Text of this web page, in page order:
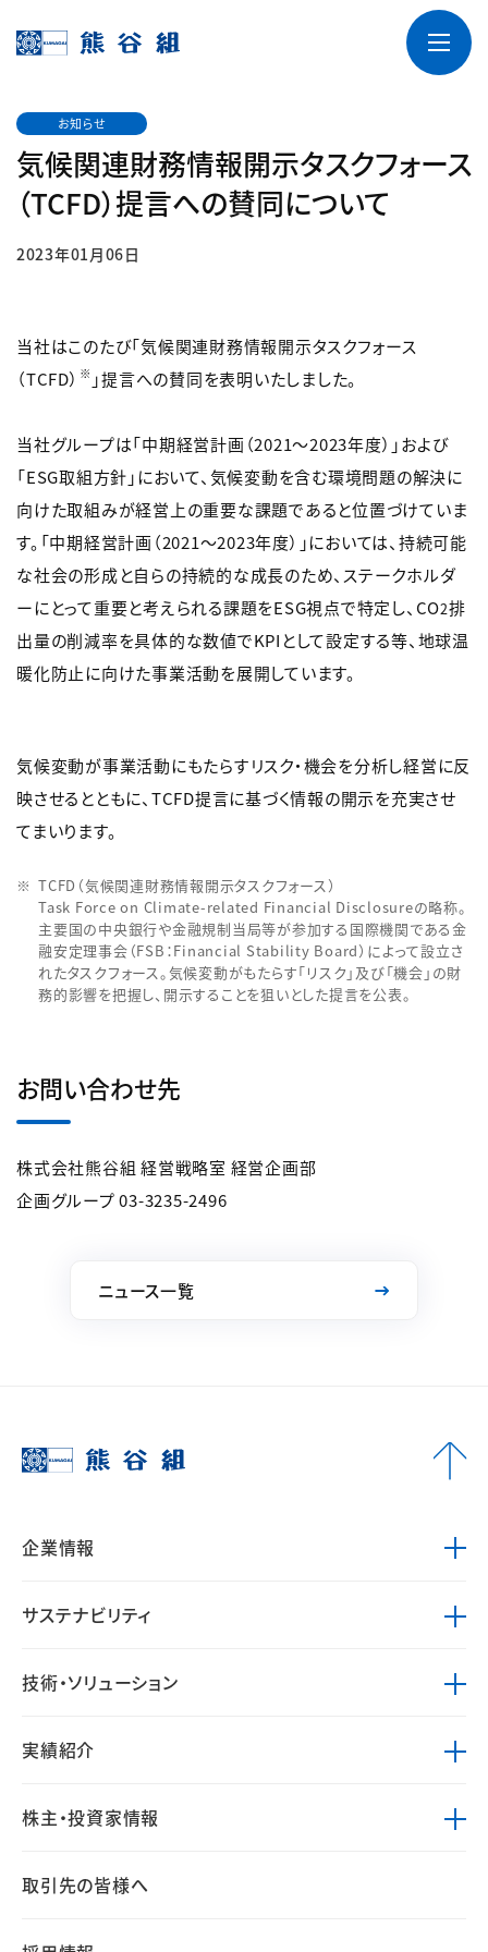
お知らせ
気候関連財務情報開示タスクフォース
（TCFD）提言への賛同について
2023年01月06日
当社はこのたび「気候関連財務情報開示タスクフォース
（TCFD） ※ 」提言への賛同を表明いたしました。
当社グループは「中期経営計画（2021～2023年度）」および
「ESG取組方針」において、気候変動を含む環境問題の解決に
向けた取組みが経営上の重要な課題であると位置づけていま
す。「中期経営計画（2021～2023年度）」においては、持続可能
な社会の形成と自らの持続的な成長のため、ステークホルダ
ーにとって重要と考えられる課題をESG視点で特定し、CO2排
出量の削減率を具体的な数値でKPIとして設定する等、地球温
暖化防止に向けた事業活動を展開しています。
気候変動が事業活動にもたらすリスク・機会を分析し経営に反
映させるとともに、TCFD提言に基づく情報の開示を充実させ
てまいります。
TCFD（気候関連財務情報開示タスクフォース）
Task Force on Climate-related Financial Disclosureの略称。
主要国の中央銀行や金融規制当局等が参加する国際機関である金
融安定理事会（FSB：Financial Stability Board）によって設立さ
れたタスクフォース。気候変動がもたらす「リスク」及び「機会」の財
務的影響を把握し、開示することを狙いとした提言を公表。
お問い合わせ先
株式会社熊谷組 経営戦略室 経営企画部
企画グループ 03-3235-2496
ニュース一覧
企業情報
サステナビリティ
技術・ソリューション
実績紹介
株主・投資家情報
取引先の皆様へ